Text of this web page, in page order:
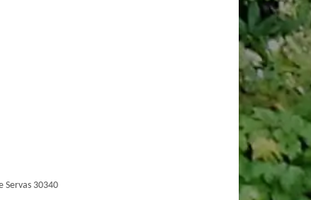
Servas 30340